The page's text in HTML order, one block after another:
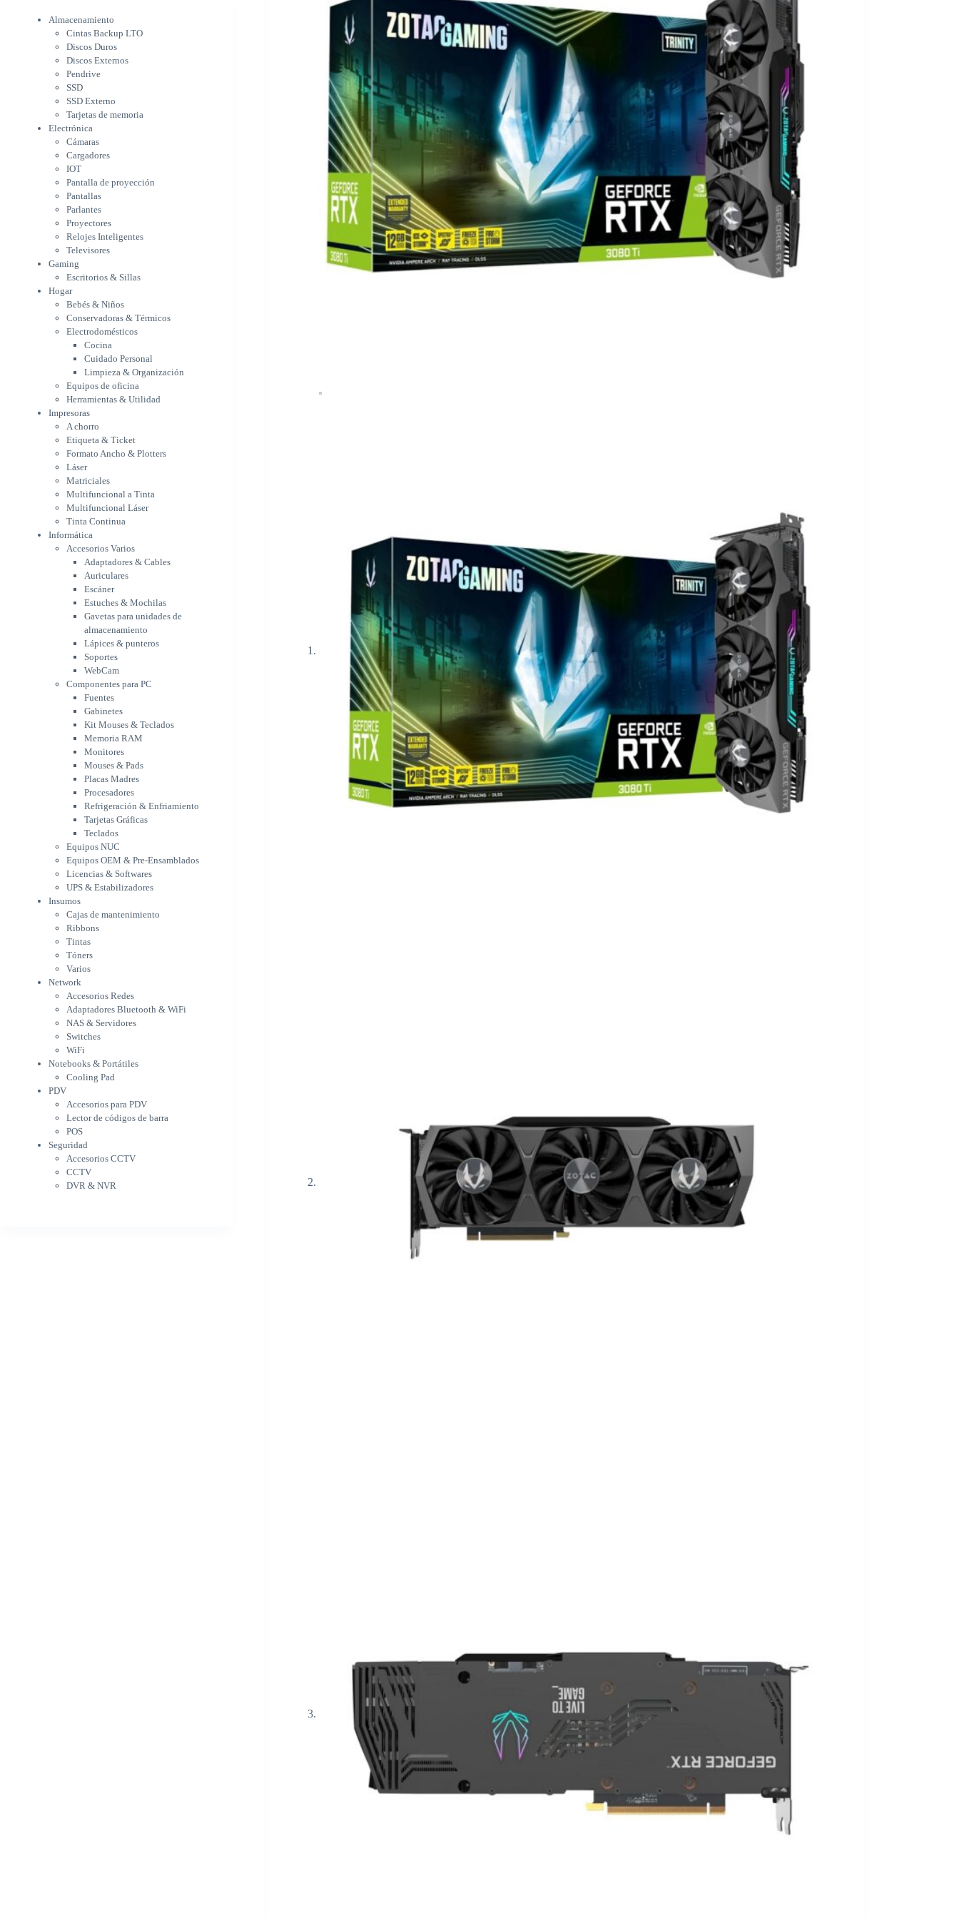
Cámaras
Cargadores
IOT
Pantalla de proyección
Pantallas
Parlantes
Proyectores
Relojes Inteligentes
Televisores
Gaming
Escritorios & Sillas
Hogar
Bebés & Niños
Conservadoras & Térmicos
Electrodomésticos
Cocina
Cuidado Personal
Equipos de oficina
Impresoras
A chorro
Etiqueta & Ticket
Formato Ancho & Plotters
Láser
Matriciales
Multifuncional a Tinta
Multifuncional Láser
Tinta Continua
Informática
Accesorios Varios
Adaptadores & Cables
Auriculares
Escáner
Estuches & Mochilas
Gavetas para unidades de
Lápices & punteros
Soportes
WebCam
Componentes para PC
Fuentes
Gabinetes
Kit Mouses & Teclados
Memoria RAM
Monitores
Mouses & Pads
Placas Madres
Procesadores
Refrigeración &
Enfriamiento
Tarjetas Gráficas
Teclados
Equipos NUC
Equipos OEM & Pre-
Ensamblados
Licencias & Softwares
UPS & Estabilizadores
Insumos
Cajas de mantenimiento
Ribbons
Tintas
Tóners
Varios
Network
Accesorios Redes
Adaptadores Bluetooth &
WiFi
NAS & Servidores
Switches
WiFi
Notebooks & Portátiles
Cargador para notebook
Cooling Pad
PDV
Accesorios para PDV
POS
Seguridad
Accesorios CCTV
CCTV
DVR & NVR
Sin categorizar
Almacenamiento
Cintas Backup LTO
Discos Duros
Discos Externos
Pendrive
SSD
SSD Externo
Tarjetas de memoria
Electrónica
Cámaras
Cargadores
IOT
Pantalla de proyección
Pantallas
Parlantes
Proyectores
Relojes Inteligentes
Televisores
Gaming
Escritorios & Sillas
Hogar
Bebés & Niños
Conservadoras & Térmicos
Electrodomésticos
Cocina
Cuidado Personal
Limpieza & Organización
Equipos de oficina
Herramientas & Utilidad
Impresoras
A chorro
Etiqueta & Ticket
Formato Ancho & Plotters
Láser
Matriciales
Multifuncional a Tinta
Multifuncional Láser
Tinta Continua
Informática
Accesorios Varios
Adaptadores & Cables
Auriculares
Escáner
Estuches & Mochilas
Gavetas para unidades de
almacenamiento
Lápices & punteros
Soportes
WebCam
Componentes para PC
Fuentes
Gabinetes
Kit Mouses & Teclados
Memoria RAM
Monitores
Mouses & Pads
Placas Madres
Procesadores
Refrigeración & Enfriamiento
Tarjetas Gráficas
Teclados
Equipos NUC
Equipos OEM & Pre-Ensamblados
Licencias & Softwares
UPS & Estabilizadores
Insumos
Cajas de mantenimiento
Ribbons
Tintas
Tóners
Varios
Network
Accesorios Redes
Adaptadores Bluetooth & WiFi
NAS & Servidores
Switches
WiFi
Notebooks & Portátiles
Cooling Pad
PDV
Accesorios para PDV
Lector de códigos de barra
POS
Seguridad
Accesorios CCTV
CCTV
DVR & NVR